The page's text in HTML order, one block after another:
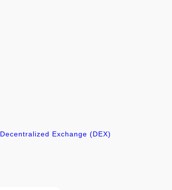
Decentralized Exchange (DEX)